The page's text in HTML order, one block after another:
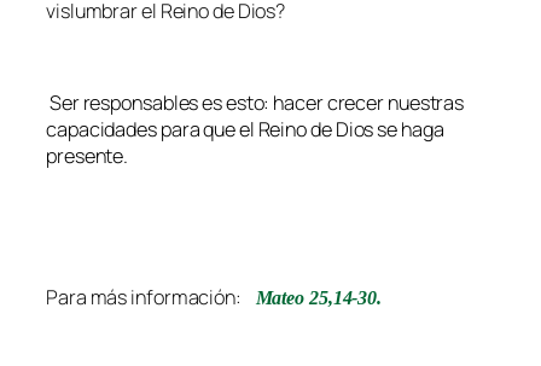
vislumbrar el Reino de Dios?
Ser responsables es esto: hacer crecer nuestras
capacidades para que el Reino de Dios se haga
presente.
Para más información:Mateo 25,14-30.